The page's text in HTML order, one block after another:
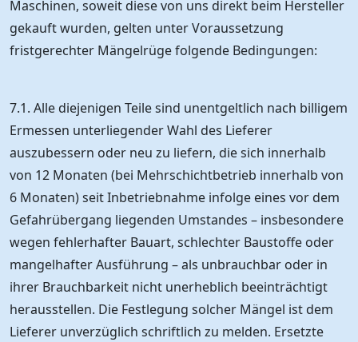
Maschinen, soweit diese von uns direkt beim Hersteller
gekauft wurden, gelten unter Voraussetzung
fristgerechter Mängelrüge folgende Bedingungen:
7.1. Alle diejenigen Teile sind unentgeltlich nach billigem
Ermessen unterliegender Wahl des Lieferer
auszubessern oder neu zu liefern, die sich innerhalb
von 12 Monaten (bei Mehrschichtbetrieb innerhalb von
6 Monaten) seit Inbetriebnahme infolge eines vor dem
Gefahrübergang liegenden Umstandes – insbesondere
wegen fehlerhafter Bauart, schlechter Baustoffe oder
mangelhafter Ausführung – als unbrauchbar oder in
ihrer Brauchbarkeit nicht unerheblich beeinträchtigt
herausstellen. Die Festlegung solcher Mängel ist dem
Lieferer unverzüglich schriftlich zu melden. Ersetzte